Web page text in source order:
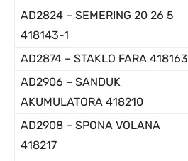
AD2824 – SEMERING 20 26 5
418143-1
AD2874 – STAKLO FARA 418163
AD2906 – SANDUK
AKUMULATORA 418210
AD2908 – SPONA VOLANA
418217